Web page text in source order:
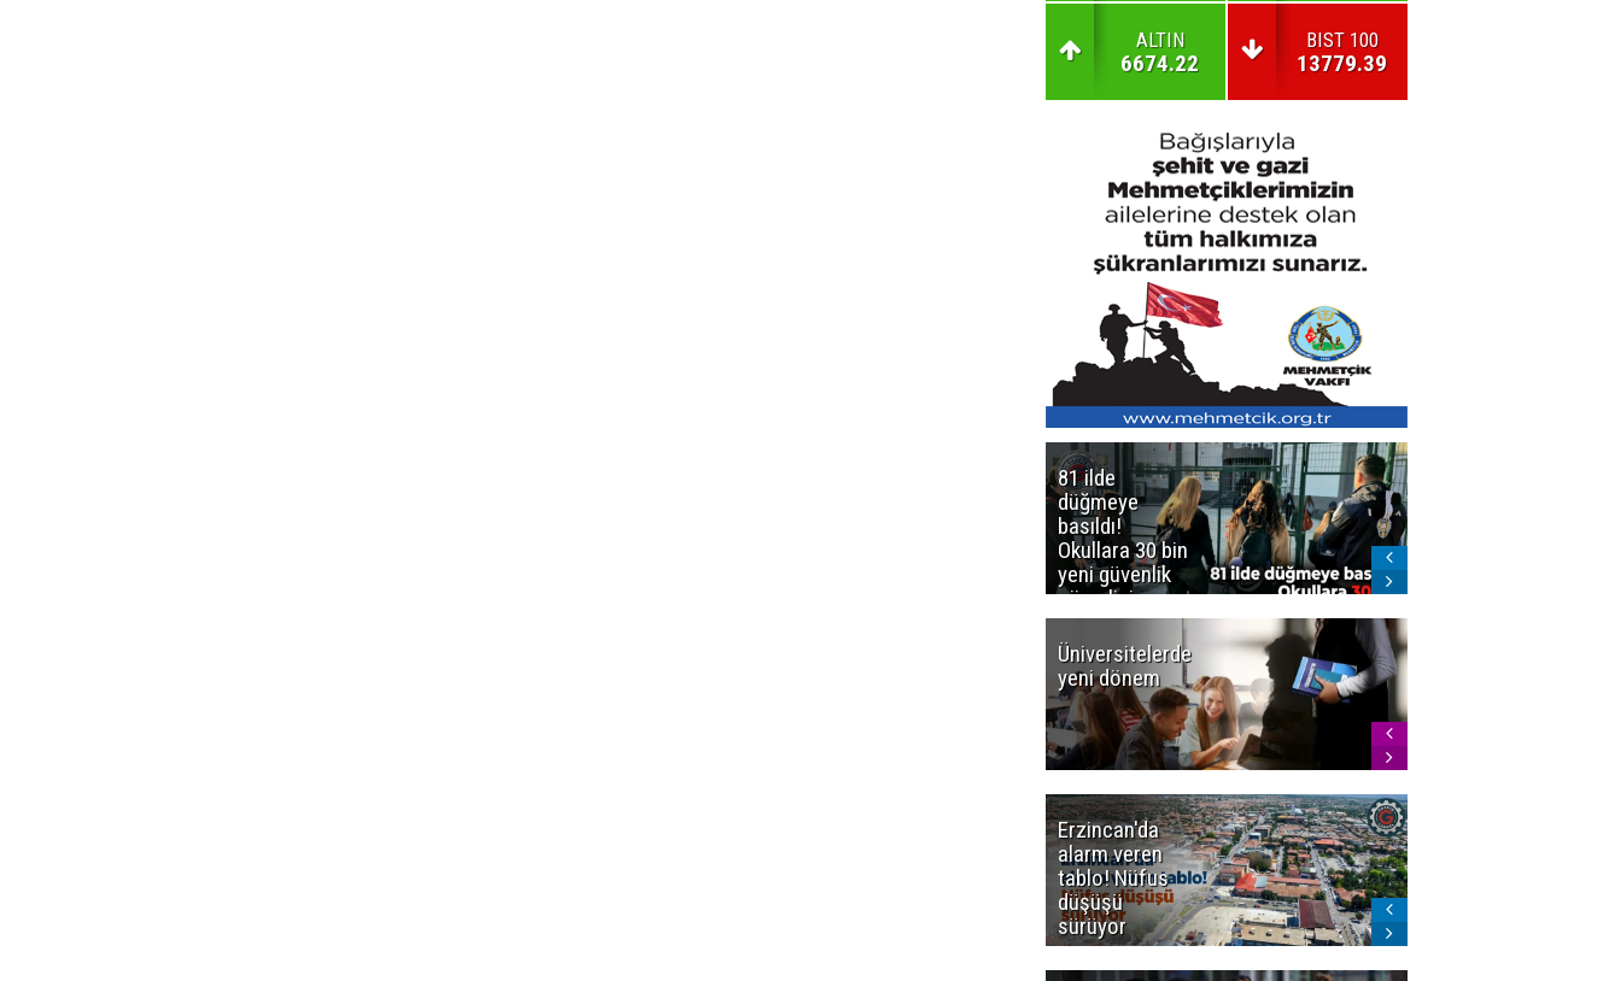
ALTIN
6674.22
BIST 100
13779.39
81 ilde
düğmeye
basıldı!
Okullara 30 bin
yeni güvenlik
görevlisi
Üniversitelerde
yeni dönem
Erzincan'da
alarm veren
tablo! Nüfus
düşüşü
sürüyor